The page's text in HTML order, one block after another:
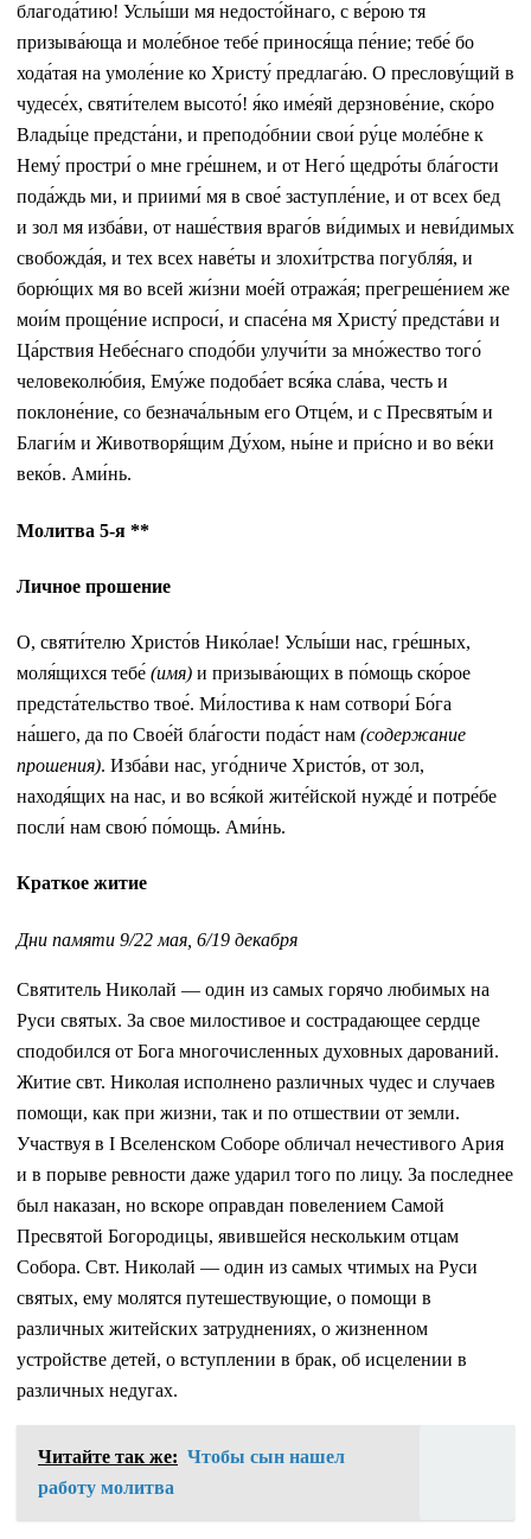
благода́тию! Услы́ши мя недосто́йнаго, с ве́рою тя
призыва́юща и моле́бное тебе́ принося́ща пе́ние; тебе́ бо
хода́тая на умоле́ние ко Христу́ предлага́ю. О преслову́щий в
чудесе́х, святи́телем высото́! я́ко име́яй дерзнове́ние, ско́ро
Влады́це предста́ни, и преподо́бнии свои́ ру́це моле́бне к
Нему́ простри́ о мне гре́шнем, и от Него́ щедро́ты бла́гости
пода́ждь ми, и приими́ мя в свое́ заступле́ние, и от всех бед
и зол мя изба́ви, от наше́ствия враго́в ви́димых и неви́димых
свобожда́я, и тех всех наве́ты и злохи́трства погубля́я, и
борю́щих мя во всей жи́зни мое́й отража́я; прегреше́нием же
мои́м проще́ние испроси́, и спасе́на мя Христу́ предста́ви и
Ца́рствия Небе́снаго сподо́би улучи́ти за мно́жество того́
человеколю́бия, Ему́же подоба́ет вся́ка сла́ва, честь и
поклоне́ние, со безнача́льным его Отце́м, и с Пресвяты́м и
Благи́м и Животворя́щим Ду́хом, ны́не и при́сно и во ве́ки
веко́в. Ами́нь.
Молитва 5-я **
Личное прошение
О, святи́телю Христо́в Нико́лае! Услы́ши нас, гре́шных,
моля́щихся тебе́ (имя) и призыва́ющих в по́мощь ско́рое
предста́тельство твое́. Ми́лостива к нам сотвори́ Бо́га
на́шего, да по Свое́й бла́гости пода́ст нам (содержание
прошения). Изба́ви нас, уго́дниче Христо́в, от зол,
находя́щих на нас, и во вся́кой жите́йской нужде́ и потре́бе
посли́ нам свою́ по́мощь. Ами́нь.
Краткое житие
Дни памяти 9/22 мая, 6/19 декабря
Святитель Николай — один из самых горячо любимых на
Руси святых. За свое милостивое и сострадающее сердце
сподобился от Бога многочисленных духовных дарований.
Житие свт. Николая исполнено различных чудес и случаев
помощи, как при жизни, так и по отшествии от земли.
Участвуя в I Вселенском Соборе обличал нечестивого Ария
и в порыве ревности даже ударил того по лицу. За последнее
был наказан, но вскоре оправдан повелением Самой
Пресвятой Богородицы, явившейся нескольким отцам
Собора. Свт. Николай — один из самых чтимых на Руси
святых, ему молятся путешествующие, о помощи в
различных житейских затруднениях, о жизненном
устройстве детей, о вступлении в брак, об исцелении в
различных недугах.
Читайте так же: Чтобы сын нашел
работу молитва